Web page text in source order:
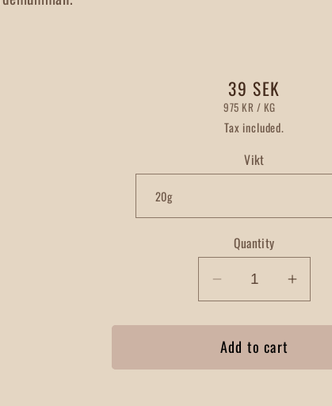
Regular
price
39 SEK
UNIT
975 KR / PER
KG
Tax included.
Vikt
Quantity
Decrease
quantity
for
Hela
for
Hela
Add to cart